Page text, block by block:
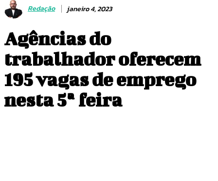
Redação janeiro 4, 2023
Agências do
trabalhador oferecem
195 vagas de emprego
nesta 5ª feira